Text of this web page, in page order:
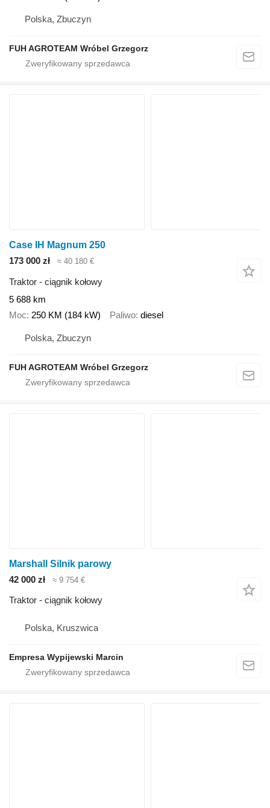
Polska, Zbuczyn
FUH AGROTEAM Wróbel Grzegorz
Case IH Magnum 250
173 000 zł
≈ 40 180 €
Traktor - ciągnik kołowy
5 688 km
Moc 250 KM (184 kW) Paliwo diesel
Polska, Zbuczyn
FUH AGROTEAM Wróbel Grzegorz
Marshall Silnik parowy
42 000 zł
≈ 9 754 €
Traktor - ciągnik kołowy
Polska, Kruszwica
Empresa Wypijewski Marcin